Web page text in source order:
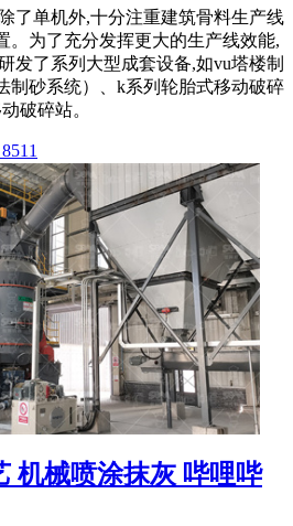
了单机外,十分注重建筑骨料生产线
。为了充分发挥更大的生产线效能,
发了系列大型成套设备,如vu塔楼制
制砂系统）、k系列轮胎式移动破碎
破碎站。
机械喷涂抹灰 哔哩哔